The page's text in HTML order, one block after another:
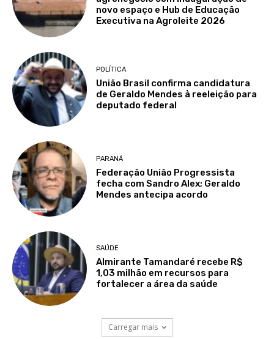
novo espaço e Hub de Educação
Executiva na Agroleite 2026
POLÍTICA
União Brasil confirma candidatura
de Geraldo Mendes à reeleição para
deputado federal
PARANÁ
Federação União Progressista
fecha com Sandro Alex; Geraldo
Mendes antecipa acordo
SAÚDE
Almirante Tamandaré recebe R$
1,03 milhão em recursos para
fortalecer a área da saúde
Carregar mais